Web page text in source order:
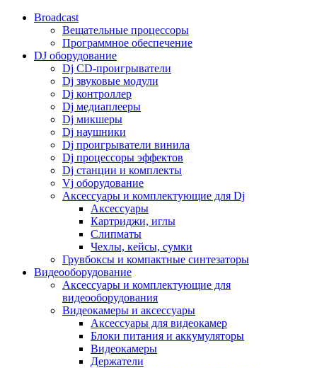
Broadcast
Вещательные процессоры
Программное обеспечение
DJ оборудование
Dj CD-проигрыватели
Dj звуковые модули
Dj контроллер
Dj медиаплееры
Dj микшеры
Dj наушники
Dj проигрыватели винила
Dj процессоры эффектов
Dj станции и комплекты
Vj оборудование
Аксессуары и комплектующие для Dj
Аксессуары
Картриджи, иглы
Слипматы
Чехлы, кейсы, сумки
Грувбоксы и компактные синтезаторы
Видеооборудование
Аксессуары и комплектующие для
видеооборудования
Видеокамеры и аксессуары
Аксессуары для видеокамер
Блоки питания и аккумуляторы
Видеокамеры
Держатели